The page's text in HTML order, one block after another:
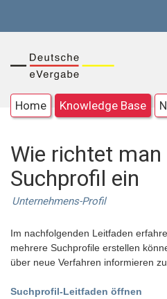
Home Knowledge Base
Wie richtet man
Suchprofil ein
Unternehmens-Profil
Im nachfolgenden Leitfaden
mehrere Suchprofile erstellen
über neue Verfahren informieren zu
Suchprofil-Leitfaden öffnen